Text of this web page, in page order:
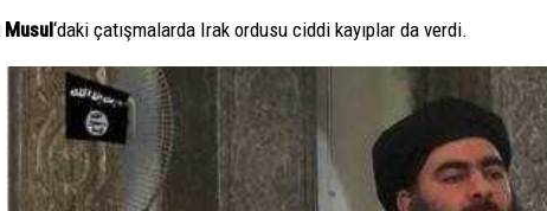
Musul‘daki çatışmalarda Irak ordusu ciddi kayıplar da verdi.